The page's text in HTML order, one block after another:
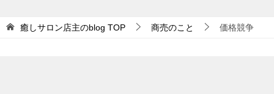
癒しサロン店主のblog TOP 商売のこと 価格競争